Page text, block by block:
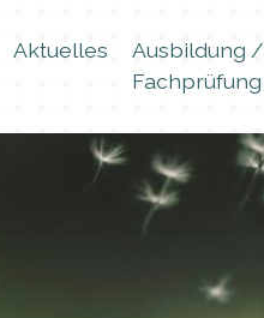
Aktuelles
Ausbildung /
Fachprüfung